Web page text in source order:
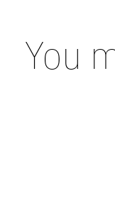
You